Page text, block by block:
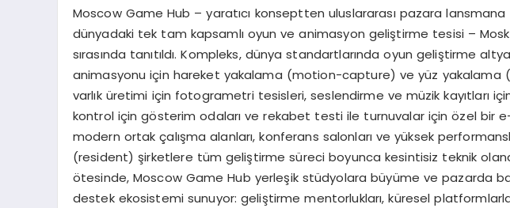
Moscow Game Hub – yaratıcı konseptten uluslararası pazara
dünyadaki tek tam kapsamlı oyun ve animasyon geliştirme tesisi –
sırasında tanıtıldı. Kompleks, dünya standartlarında oyun geliştirme
animasyonu için hareket yakalama (motion-capture) ve yüz yakalama
varlık üretimi için fotogrametri tesisleri, seslendirme ve müzik kayıtları
kontrol için gösterim odaları ve rekabet testi ile turnuvalar için özel bir e-
modern ortak çalışma alanları, konferans salonları ve yüksek
(resident) şirketlere tüm geliştirme süreci boyunca kesintisiz teknik
ötesinde, Moscow Game Hub yerleşik stüdyolara büyüme ve pazarda
destek ekosistemi sunuyor: geliştirme mentorlukları, küresel platformlarla